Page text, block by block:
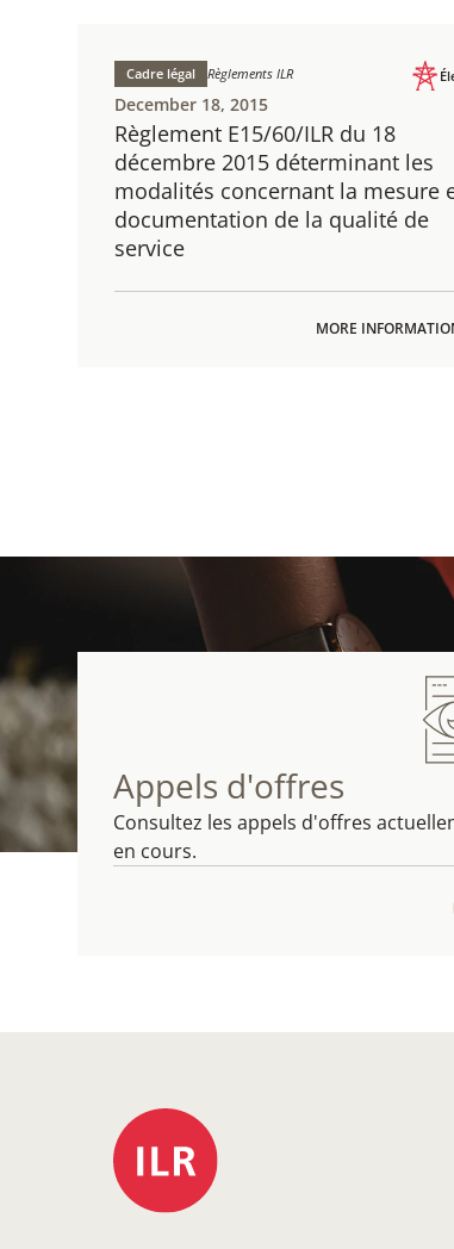
Règlement E15/60/ILR du 18
décembre 2015 déterminant les
modalités concernant la mesure
documentation de la qualité de
service
Cadre légal Règlements ILR
December 18, 2015
MORE
Appels d'offres
Consultez les appels d'offres
en cours.